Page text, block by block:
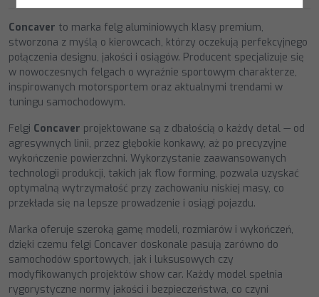
Concaver to marka felg aluminiowych klasy premium,
stworzona z myślą o kierowcach, którzy oczekują perfekcyjnego
połączenia designu, jakości i osiągów. Producent specjalizuje się
w nowoczesnych felgach o wyraźnie sportowym charakterze,
inspirowanych motorsportem oraz aktualnymi trendami w
tuningu samochodowym.
Felgi Concaver projektowane są z dbałością o każdy detal — od
agresywnych linii, przez głębokie konkawy, aż po precyzyjne
wykończenie powierzchni. Wykorzystanie zaawansowanych
technologii produkcji, takich jak flow forming, pozwala uzyskać
optymalną wytrzymałość przy zachowaniu niskiej masy, co
przekłada się na lepsze prowadzenie i osiągi pojazdu.
Marka oferuje szeroką gamę modeli, rozmiarów i wykończeń,
dzięki czemu felgi Concaver doskonale pasują zarówno do
samochodów sportowych, jak i luksusowych czy
modyfikowanych projektów show car. Każdy model spełnia
rygorystyczne normy jakości i bezpieczeństwa, co czyni